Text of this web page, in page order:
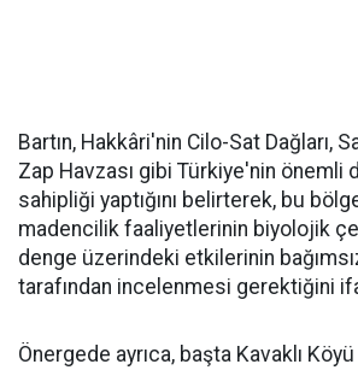
Bartın, Hakkâri'nin Cilo-Sat Dağları,
Zap Havzası gibi Türkiye'nin önemli
sahipliği yaptığını belirterek, bu
madencilik faaliyetlerinin biyolojik
denge üzerindeki etkilerinin
tarafından incelenmesi gerektiğini
Önergede ayrıca, başta Kavaklı